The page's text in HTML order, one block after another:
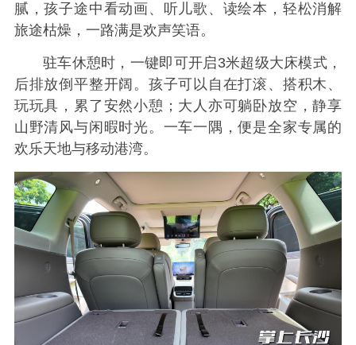
腻，孩子途中看动画、听儿歌、读绘本，轻松消解
旅途枯燥，一路满是欢声笑语。
驻车休憩时，一键即可开启3米超级大床模式，
后排放倒平整开阔。孩子可以自在打滚、搭积木、
玩玩具，累了安然小憩；大人亦可躺卧放空，静享
山野清风与闲暇时光。一车一隅，便是全家专属的
欢乐天地与移动港湾。